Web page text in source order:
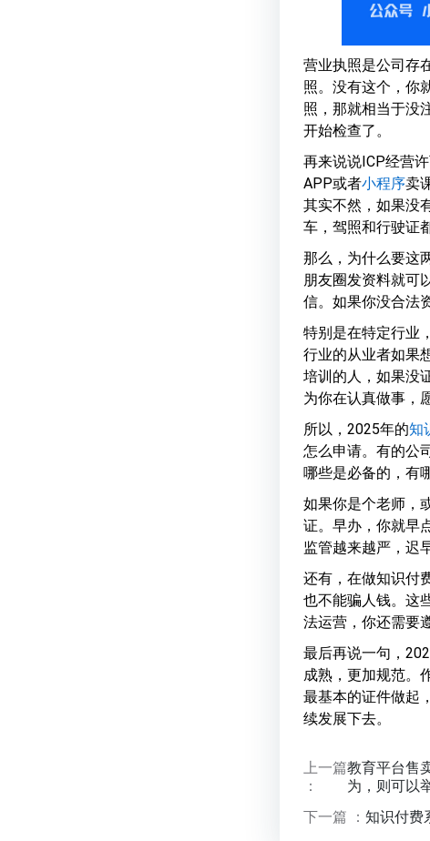
营业执照是公司存
照。没有这个，你
照，那就相当于没
开始检查了。
再来说说ICP经营
APP或者小程序卖
其实不然，如果没
车，驾照和行驶证
那么，为什么要这
朋友圈发资料就可
信。如果你没合法
特别是在特定行业
行业的从业者如果
培训的人，如果没
为你在认真做事，
所以，2025年的知
怎么申请。有的公
哪些是必备的，有
如果你是个老师，
证。早办，你就早
监管越来越严，迟
还有，在做知识付
也不能骗人钱。这
法运营，你还需要
最后再说一句，
成熟，更加规范。
最基本的证件做起
续发展下去。
上一篇
：
教育平台售
为，则可以
下一篇 ： 知识付费